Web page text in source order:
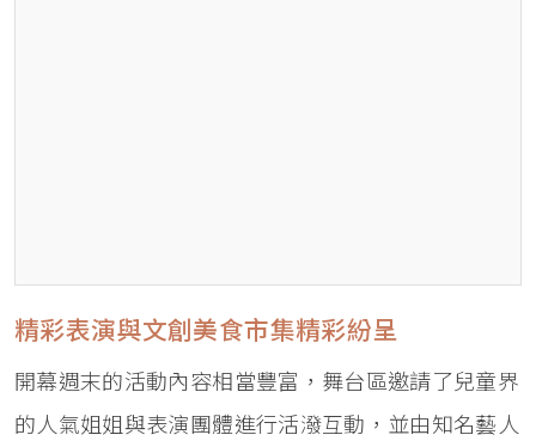
精彩表演與文創美食市集精彩紛呈
開幕週末的活動內容相當豐富，舞台區邀請了兒童界
的人氣姐姐與表演團體進行活潑互動，並由知名藝人